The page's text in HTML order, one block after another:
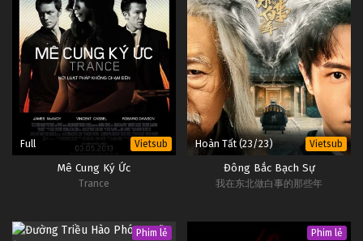
Full Vietsub
Mê Cung Ký Ức
Trance
Hoàn Tất (23/23) Vietsub
Đông Bắc Bạch Sự
我在东北做白事的那些年
Phim lẻ Phim lẻ